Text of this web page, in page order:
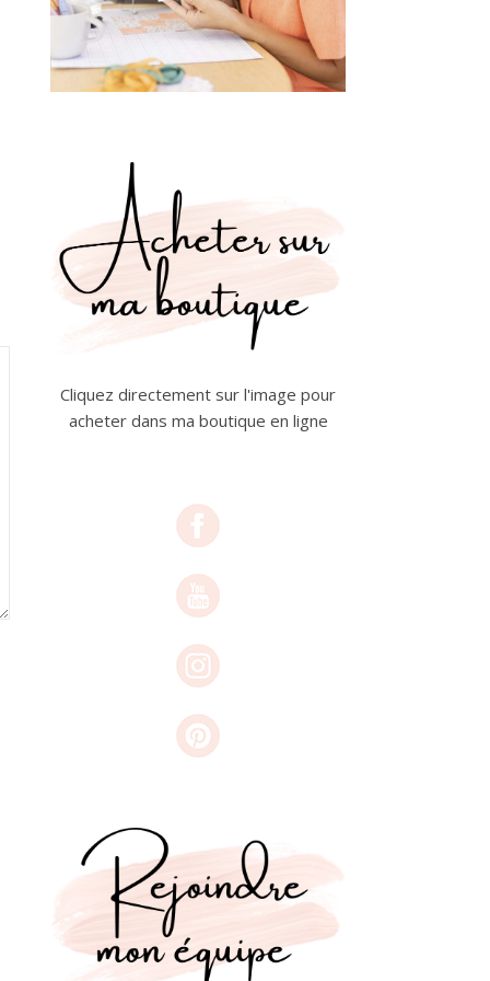
Cliquez directement sur l'image pour
acheter dans ma boutique en ligne